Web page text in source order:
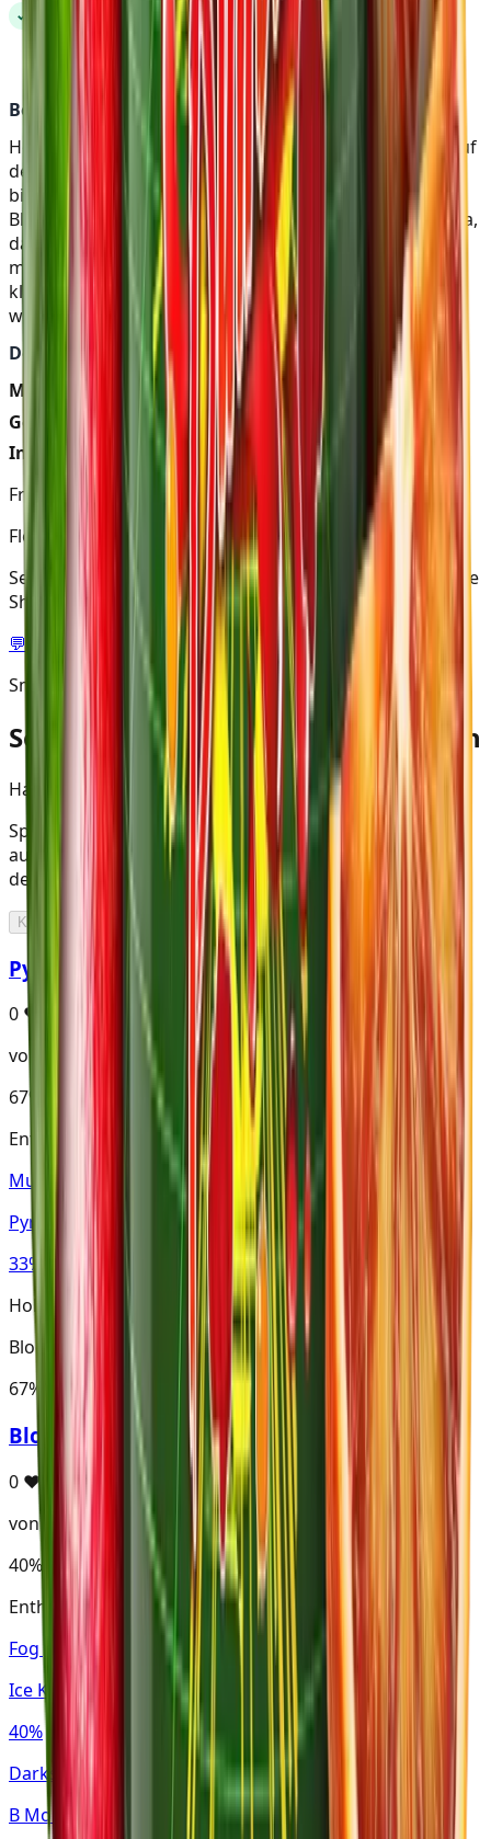
✓ PERFEKT FÜR SHISHA
bringt erfrischende Zitrusnoten optimal zur
Beschreibung:
Holster Bloody Punch ist die perfekte Wahl, wenn du auf
der Suche nach einem fruchtig-frischen Shisha Tabak
bist. Die Kombination aus herber Grapefruit und süßer
Blutorange schafft ein intensives und lebendiges Aroma,
das deine Shisha-Session zu einem echten Genuss
macht. Die erfrischenden Zitrusnoten sorgen für einen
klaren und belebenden Geschmack, der dich immer
wieder begeistern wird.
Details:
Marke:
Holster
Geschmack:
Grapefruit & Blutorange
Inhalt:
200g
Frag unseren Shisha Experten
Florian
Seit 15 Jahren in der Shisha Szene aktiv & 5 Jahre in Folge
Shisha Europameister.
💬 WhatsApp · 0170 3250234
SmokeDex Mixology
So kannst du Bloody Punch mischen
Hast du Bloody Punch zuhause?
Speichere Bloody Punch in deinem digitalen Tabakregal
auf SmokeDex und wir zeigen dir, welche Mixe du mit
deinen vorhandenen Sorten direkt mischen kannst.
Kurz prüfen ...
PynkPunch
0 ♥
von Fedelix
67%
Bloody Punch
Enthält Bloody Punch
Musthave
Pynkman
33%
Holster · Virginia
Bloody Punch
67%
Bloody Bergamot-Cactus Ice
0 ♥
von Kopf-Bauamt
40% Bloody Punch
Enthält Bloody Punch
Fog your Life (FYL)
Ice Kaktus
40%
Darkside · Base Line
B Monster